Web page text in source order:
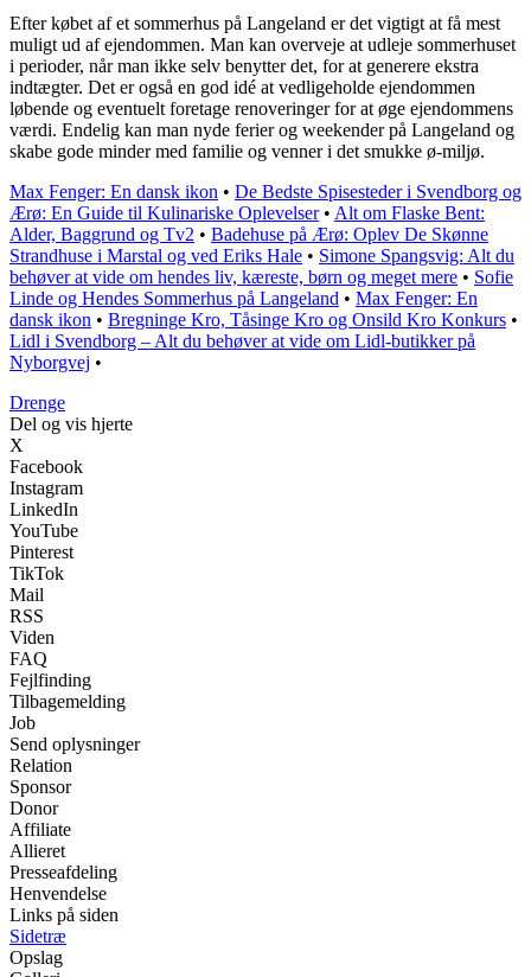
Efter købet af et sommerhus på Langeland er det vigtigt at få mest
muligt ud af ejendommen. Man kan overveje at udleje sommerhuset
i perioder, når man ikke selv benytter det, for at generere ekstra
indtægter. Det er også en god idé at vedligeholde ejendommen
løbende og eventuelt foretage renoveringer for at øge ejendommens
værdi. Endelig kan man nyde ferier og weekender på Langeland og
skabe gode minder med familie og venner i det smukke ø-miljø.
Max Fenger: En dansk ikon • De Bedste Spisesteder i Svendborg og
Ærø: En Guide til Kulinariske Oplevelser• Alt om Flaske Bent:
Alder, Baggrund og Tv2 • Badehuse på Ærø: Oplev De Skønne
Strandhuse i Marstal og ved Eriks Hale • Simone Spangsvig: Alt du
behøver at vide om hendes liv, kæreste, børn og meget mere • Sofie
Linde og Hendes Sommerhus på Langeland • Max Fenger: En
dansk ikon • Bregninge Kro, Tåsinge Kro og Onsild Kro Konkurs •
Lidl i Svendborg – Alt du behøver at vide om Lidl-butikker på
Nyborgvej •
Drenge
Del og vis hjerte
X
Facebook
Instagram
LinkedIn
YouTube
Pinterest
TikTok
Mail
RSS
Viden
FAQ
Fejlfinding
Tilbagemelding
Job
Send oplysninger
Relation
Sponsor
Donor
Affiliate
Allieret
Presseafdeling
Henvendelse
Links på siden
Sidetræ
Opslag